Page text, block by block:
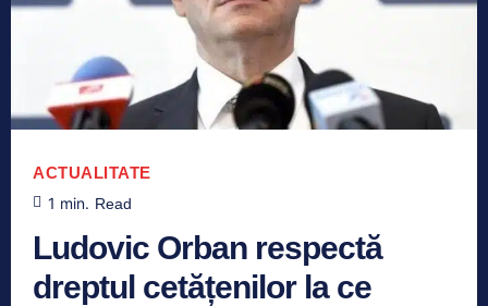
ACTUALITATE
1 min. Read
Ludovic Orban respectă
dreptul cetățenilor la ce